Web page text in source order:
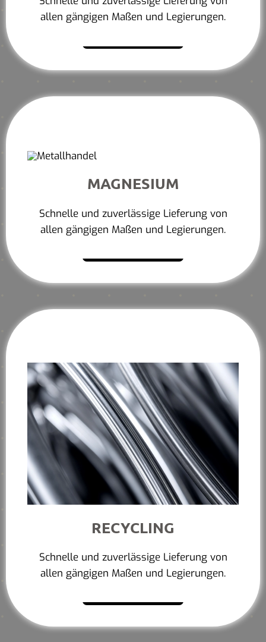
allen gängigen Maßen und Legierungen.
MAGNESIUM
Schnelle und zuverlässige Lieferung von
allen gängigen Maßen und Legierungen.
RECYCLING
Schnelle und zuverlässige Lieferung von
allen gängigen Maßen und Legierungen.